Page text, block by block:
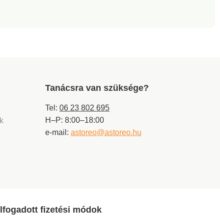
Kényelmes működés,
tisztítás
Tanácsra van szüksége?
Tel: 06 23 802 695
H–P: 8:00–18:00
e-mail: astoreo@astoreo.hu
fizetési módok